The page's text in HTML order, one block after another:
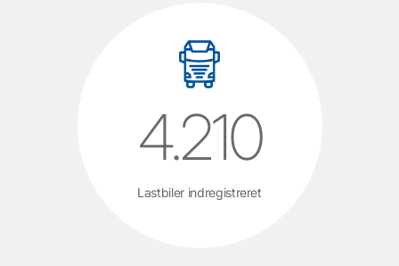
4.210
Lastbiler indregistreret